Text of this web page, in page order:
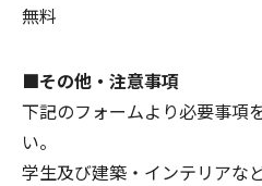
無料
■その他・注意事項
下記のフォームより必要事項
い。
学生及び建築・インテリアな